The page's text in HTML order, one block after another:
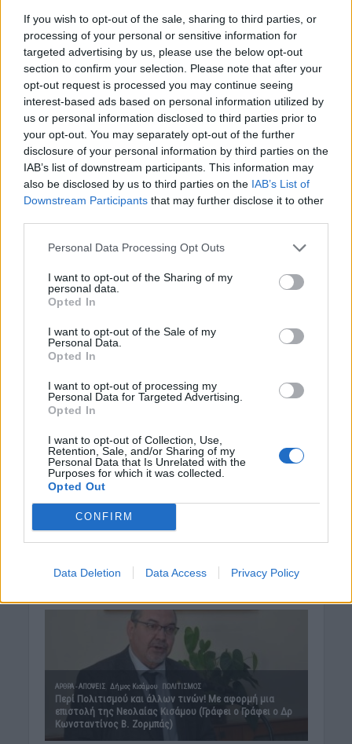
If you wish to opt-out of the sale, sharing to third parties, or
processing of your personal or sensitive information for
targeted advertising by us, please use the below opt-out
section to confirm your selection. Please note that after your
opt-out request is processed you may continue seeing
interest-based ads based on personal information utilized by
us or personal information disclosed to third parties prior to
your opt-out. You may separately opt-out of the further
disclosure of your personal information by third parties on the
IAB’s list of downstream participants. This information may
also be disclosed by us to third parties on the IAB’s List of
Downstream Participants that may further disclose it to other
Personal Data Processing Opt Outs
I want to opt-out of the Sharing of my
personal data.
Opted In
I want to opt-out of the Sale of my
Personal Data.
Opted In
I want to opt-out of processing my
Personal Data for Targeted Advertising.
Opted In
I want to opt-out of Collection, Use,
Retention, Sale, and/or Sharing of my
Personal Data that Is Unrelated with the
Purposes for which it was collected.
Opted Out
CONFIRM
Data Deletion Data Access Privacy Policy